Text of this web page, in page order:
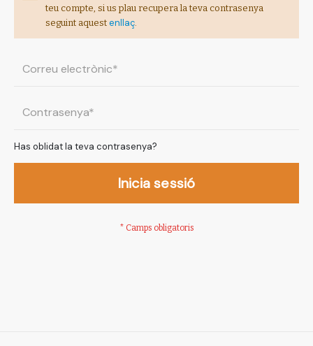
teu compte, si us plau recupera la teva contrasenya
seguint aquest enllaç.
Has oblidat la teva contrasenya?
Inicia sessió